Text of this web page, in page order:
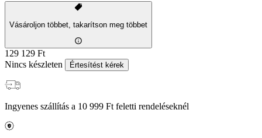
Vásároljon többet, takarítson meg többet
129 129 Ft
Nincs készleten
Értesítést kérek
Ingyenes szállítás a 10 999 Ft feletti rendeléseknél